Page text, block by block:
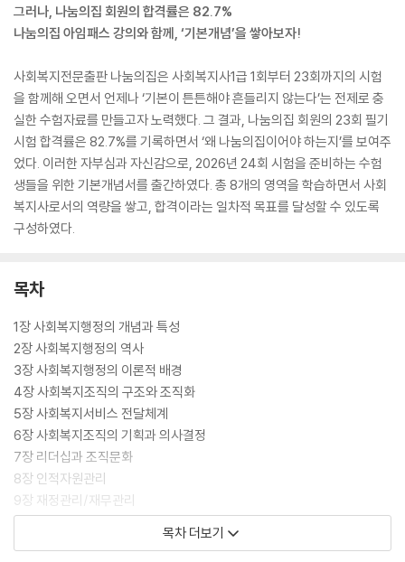
그러나, 나눔의집 회원의 합격률은 82.7%
나눔의집 아임패스 강의와 함께, ‘기본개념’을 쌓아보자!
사회복지전문출판 나눔의집은 사회복지사1급 1회부터 23회까지의 시험
을 함께해 오면서 언제나 ‘기본이 튼튼해야 흔들리지 않는다’는 전제로 충
실한 수험자료를 만들고자 노력했다. 그 결과, 나눔의집 회원의 23회 필기
시험 합격률은 82.7%를 기록하면서 ‘왜 나눔의집이어야 하는지’를 보여주
었다. 이러한 자부심과 자신감으로, 2026년 24회 시험을 준비하는 수험
생들을 위한 기본개념서를 출간하였다. 총 8개의 영역을 학습하면서 사회
복지사로서의 역량을 쌓고, 합격이라는 일차적 목표를 달성할 수 있도록
구성하였다.
목차
1장 사회복지행정의 개념과 특성
2장 사회복지행정의 역사
3장 사회복지행정의 이론적 배경
4장 사회복지조직의 구조와 조직화
5장 사회복지서비스 전달체계
6장 사회복지조직의 기획과 의사결정
7장 리더십과 조직문화
8장 인적자원관리
9장 재정관리/재무관리
10장 프로그램 개발과 평가
11장 사회복지조직의 책임성과 평가
목차 더보기